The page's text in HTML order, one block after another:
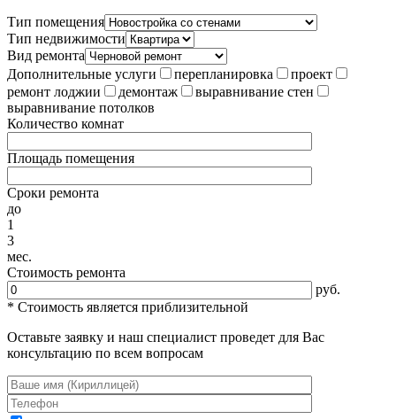
Тип помещения
Тип недвижимости
Вид ремонта
Дополнительные услуги
перепланировка
проект
ремонт лоджии
демонтаж
выравнивание стен
выравнивание потолков
Количество комнат
Площадь помещения
Сроки ремонта
до
1
3
мес.
Стоимость ремонта
руб.
* Стоимость является приблизительной
Оставьте заявку и наш специалист проведет для Вас
консультацию по всем вопросам